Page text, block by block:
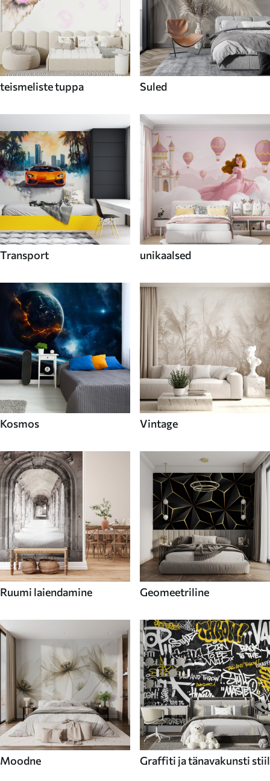
teismeliste tuppa Suled
Transport unikaalsed
Kosmos Vintage
Ruumi laiendamine Geomeetriline
Moodne Graffiti ja tänavakunsti stiil